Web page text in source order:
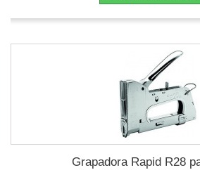
Grapadora Rapid R28